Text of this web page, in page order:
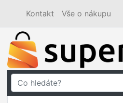
Kontakt Vše o nákupu